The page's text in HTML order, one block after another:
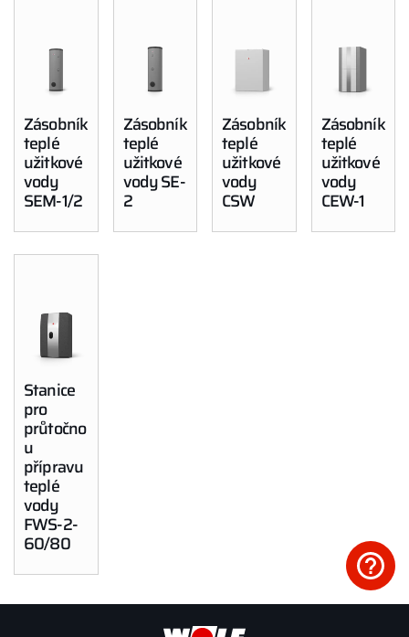
Zásobník
teplé
užitkové
vody
SEM-1/2
Zásobník
teplé
užitkové
vody SE-
2
Zásobník
teplé
užitkové
vody
CSW
Zásobník
teplé
užitkové
vody
CEW-1
Stanice
pro
průtočno
u
přípravu
teplé
vody
FWS-2-
60/80
Kontakty
Servisní portál
Bonus program